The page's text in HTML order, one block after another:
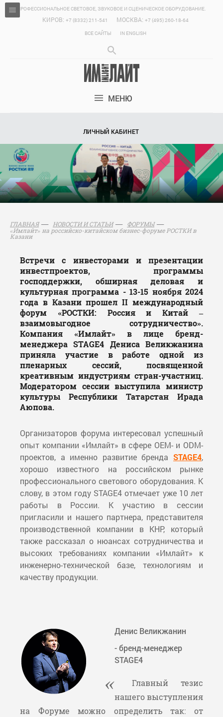
ПРОФЕССИОНАЛЬНОЕ СВЕТОВОЕ, ЗВУКОВОЕ И СЦЕНИЧЕСКОЕ ОБОРУДОВАНИЕ.
КИРОВ: +7 (8332) 211-541 МОСКВА: +7 (495) 260-18-64
ВСЕ САЙТЫ
IN ENGLISH
МЕНЮ
ЛИЧНЫЙ КАБИНЕТ
ГЛАВНАЯ НОВОСТИ И СТАТЬИ
ФОРУМЫ
«Имлайт» на российско-китайском бизнес-форуме РОСТКИ в
Казани
Встречи с инвесторами и презентации
инвестпроектов, программы
господдержки, обширная деловая и
культурная программа - 13-15 ноября 2024
года в Казани прошел II международный
форум «РОСТКИ: Россия и Китай –
взаимовыгодное сотрудничество».
Компания «Имлайт» в лице бренд-
менеджера STAGE4 Дениса Великжанина
приняла участие в работе одной из
пленарных сессий, посвященной
креативным индустриям стран-участниц.
Модератором сессии выступила министр
культуры Республики Татарстан Ирада
Аюпова.
Организаторов форума интересовал успешный
опыт компании «Имлайт» в сфере OEM- и ODM-
проектов, а именно развитие бренда STAGE4,
хорошо известного на российском рынке
профессионального светового оборудования. К
слову, в этом году STAGE4 отмечает уже 10 лет
работы в России. К участию в сессии
пригласили и нашего партнера, представителя
производственной компании в КНР, который
также рассказал о нюансах сотрудничества и
высоких требованиях компании «Имлайт» к
инженерно-технической базе, технологиям и
качеству продукции.
Денис Великжанин
- бренд-менеджер
STAGE4
Главный тезис
нашего выступления
на Форуме можно определить так: от